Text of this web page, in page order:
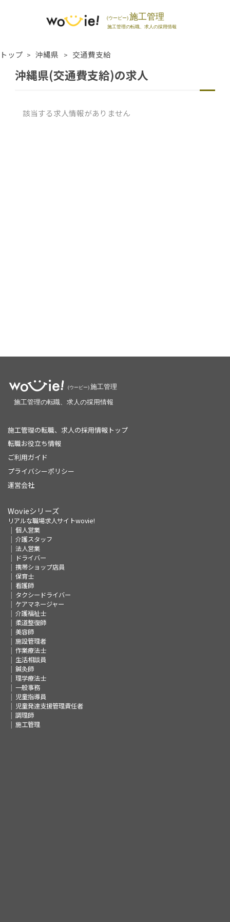
トップ 沖縄県 交通費支給
沖縄県(交通費支給)の求人
該当する求人情報がありません
施工管理の転職、求人の採用情報トップ
転職お役立ち情報
ご利用ガイド
プライバシーポリシー
運営会社
Wovieシリーズ
リアルな職場求人サイトwovie!
個人営業
介護スタッフ
法人営業
ドライバー
携帯ショップ店員
保育士
看護師
タクシードライバー
ケアマネージャー
介護福祉士
柔道整復師
美容師
施設管理者
作業療法士
生活相談員
鍼灸師
理学療法士
一般事務
児童指導員
児童発達支援管理責任者
調理師
施工管理